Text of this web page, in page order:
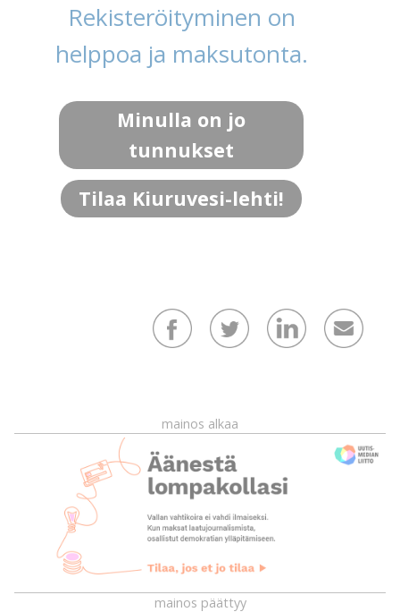
Rekisteröityminen on
helppoa ja maksutonta.
Minulla on jo
tunnukset
Tilaa Kiuruvesi-lehti!
mainos alkaa
mainos päättyy